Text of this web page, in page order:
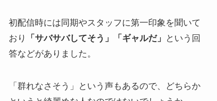
初配信時には同期やスタッフに第一印象を聞いて
おり
「サバサバしてそう」「ギャルだ」
という回
答などがありました。
「群れなさそう」という声もあるので、どちらか